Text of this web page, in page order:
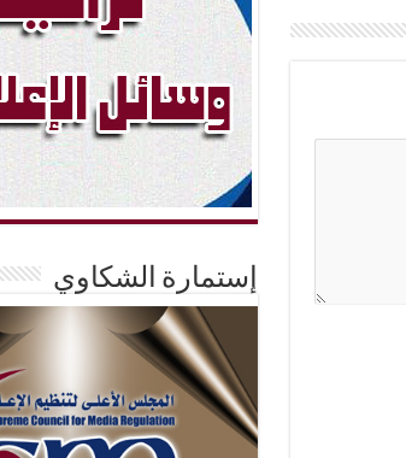
إستمارة الشكاوي